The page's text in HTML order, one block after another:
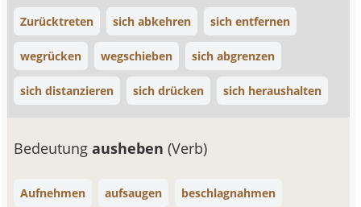
Zurücktreten sich abkehren sich entfernen
wegrücken wegschieben sich abgrenzen
sich distanzieren sich drücken sich heraushalten
Bedeutungausheben(Verb)
Aufnehmen aufsaugen beschlagnahmen